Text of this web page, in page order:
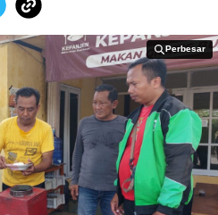
Perbesar
Perbesar